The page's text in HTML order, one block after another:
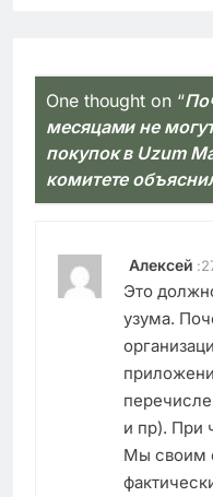
One thought on “
месяцами не
покупок в Uzum
комитете
Алексей :
Это
узума.
и пр). При
Мы своим